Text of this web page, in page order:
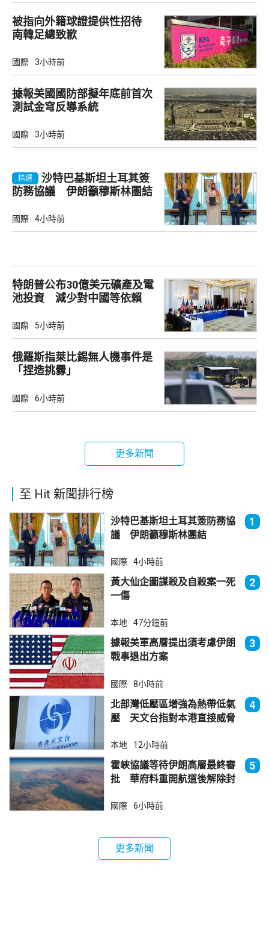
被指向外籍球證提供性招待
南韓足總致歉
國際 3小時前
據報美國國防部擬年底前首次
測試金穹反導系統
國際 3小時前
精選
沙特巴基斯坦土耳其簽
防務協議 伊朗籲穆斯林團結
國際 4小時前
特朗普公布30億美元礦產及電
池投資 減少對中國等依賴
國際 5小時前
俄羅斯指萊比錫無人機事件是
「捏造挑釁」
國際 6小時前
更多新聞
至 Hit 新聞排行榜
沙特巴基斯坦土耳其簽防務協
議 伊朗籲穆斯林團結
1
國際 4小時前
黃大仙企圖謀殺及自殺案一死
一傷
2
本地 47分鐘前
據報美軍高層提出須考慮伊朗
戰事退出方案
3
國際 8小時前
北部灣低壓區增強為熱帶低氣
壓 天文台指對本港直接威脅
4
本地 12小時前
霍峽協議等待伊朗高層最終審
批 華府料重開航道後解除封
5
國際 6小時前
更多新聞